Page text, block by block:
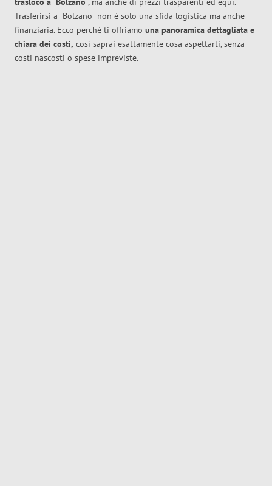
Trasferirsi a Bolzano non è solo una sfida logistica ma anche
finanziaria. Ecco perché ti offriamo una panoramica dettagliata e
chiara dei costi, così saprai esattamente cosa aspettarti, senza
costi nascosti o spese impreviste.